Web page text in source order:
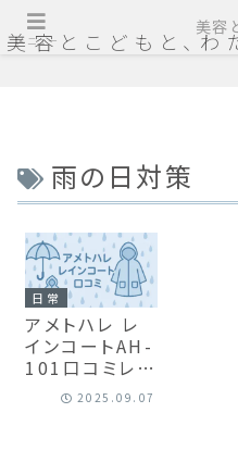
美容とこどもと、わ
雨の日対策
日常
アメトハレ レ
インコートAH-
101口コミレビ
ュー｜自転車
通勤ママが8ヶ
2025.09.07
メニュー
美容